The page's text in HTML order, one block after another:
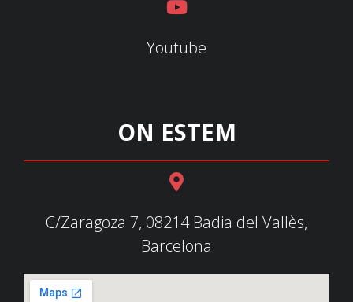
Youtube
ON ESTEM
C/Zaragoza 7, 08214 Badia del Vallès,
Barcelona